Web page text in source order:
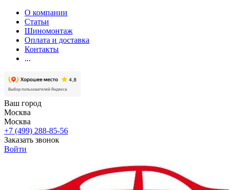
О компании
Статьи
Шиномонтаж
Оплата и доставка
Контакты
...
Ваш город
Москва
Москва
+7 (499) 288-85-56
Заказать звонок
Войти